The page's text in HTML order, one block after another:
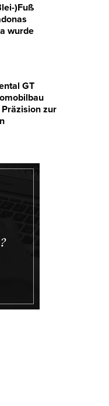
)Fuß
wurde
GT
zur